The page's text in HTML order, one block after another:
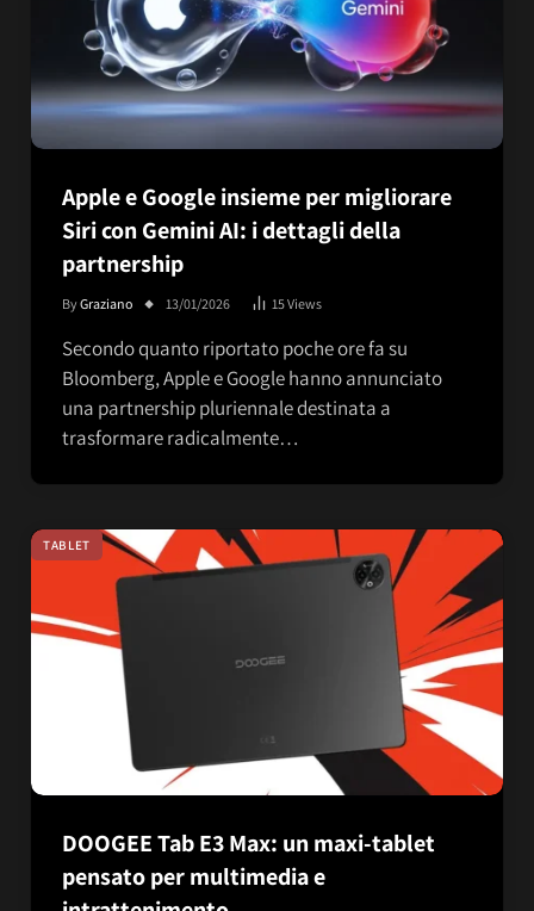
Apple e Google insieme per migliorare
Siri con Gemini AI: i dettagli della
partnership
ByGraziano 13/01/2026 15Views
Secondo quanto riportato poche ore fa su
Bloomberg, Apple e Google hanno annunciato
una partnership pluriennale destinata a
trasformare radicalmente…
TABLET
DOOGEE Tab E3 Max: un maxi-tablet
pensato per multimedia e